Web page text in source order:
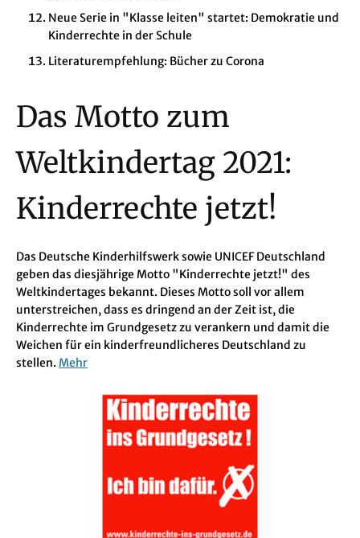
Neue Serie in "Klasse leiten" startet: Demokratie und
Kinderrechte in der Schule
Literaturempfehlung: Bücher zu Corona
Das Motto zum
Weltkindertag 2021:
Kinderrechte jetzt!
Das Deutsche Kinderhilfswerk sowie UNICEF Deutschland
geben das diesjährige Motto "Kinderrechte jetzt!" des
Weltkindertages bekannt. Dieses Motto soll vor allem
unterstreichen, dass es dringend an der Zeit ist, die
Kinderrechte im Grundgesetz zu verankern und damit die
Weichen für ein kinderfreundlicheres Deutschland zu
stellen. Mehr